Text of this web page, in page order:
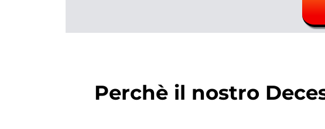
Perchè il nostro